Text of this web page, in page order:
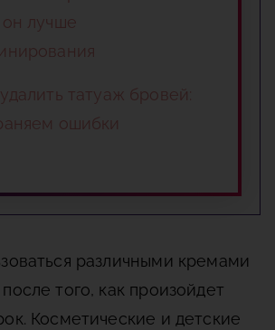
лучше
татуаж бровей:
ошибки
различными кремами
того, как произойдет
Косметические и детские